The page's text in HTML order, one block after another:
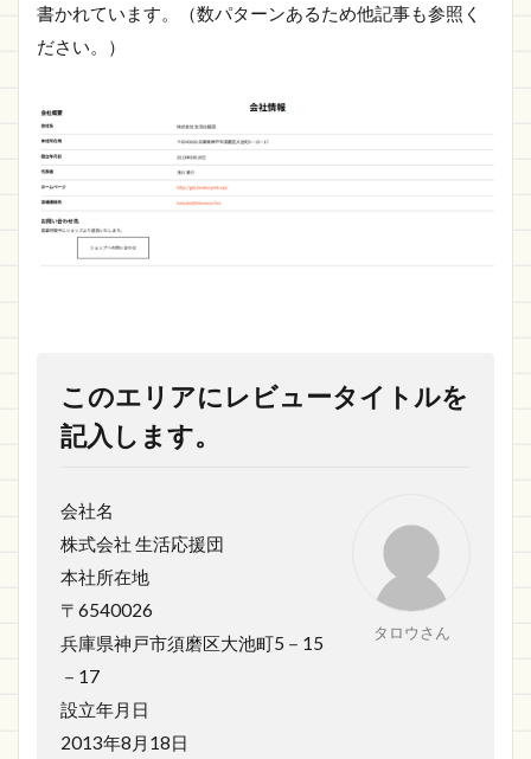
書かれています。（数パターンあるため他記事も参照く
ださい。）
このエリアにレビュータイトルを
記入します。
タロウさん
会社名
株式会社 生活応援団
本社所在地
〒6540026
兵庫県神戸市須磨区大池町5－15
－17
設立年月日
2013年8月18日